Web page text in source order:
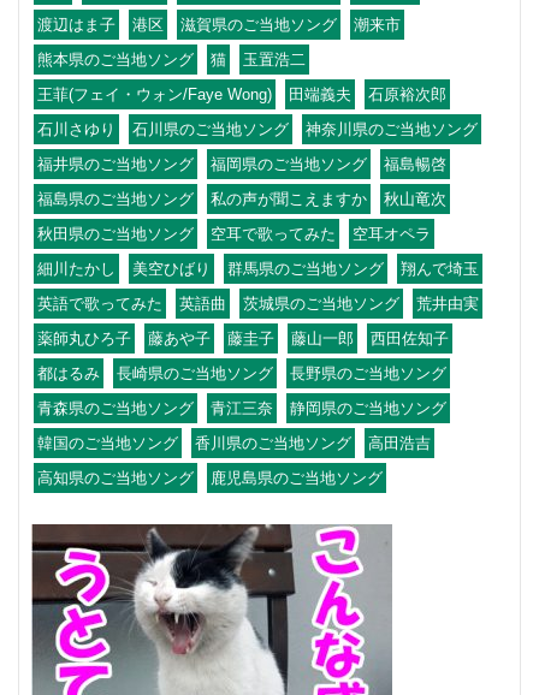
渡辺はま子
港区 滋賀県のご当地ソング
潮来市
熊本県のご当地ソング
猫
玉置浩二
王菲(フェイ・ウォン/Faye Wong)
田端義夫
石原裕次郎
石川さゆり
石川県のご当地ソング
神奈川県のご当地ソング
福井県のご当地ソング
福岡県のご当地ソング
福島暢啓
福島県のご当地ソング
私の声が聞こえますか
秋山竜次
秋田県のご当地ソング
空耳で歌ってみた
空耳オペラ
細川たかし
美空ひばり 群馬県のご当地ソング
翔んで埼玉
英語で歌ってみた
英語曲 茨城県のご当地ソング
荒井由実
薬師丸ひろ子
藤あや子 藤圭子 藤山一郎
西田佐知子
都はるみ
長崎県のご当地ソング
長野県のご当地ソング
青森県のご当地ソング
青江三奈
静岡県のご当地ソング
韓国のご当地ソング
香川県のご当地ソング
高田浩吉
高知県のご当地ソング
鹿児島県のご当地ソング